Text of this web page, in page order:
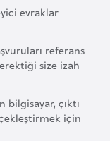
evraklar
referans
size izah
bilgisayar, çıktı
için